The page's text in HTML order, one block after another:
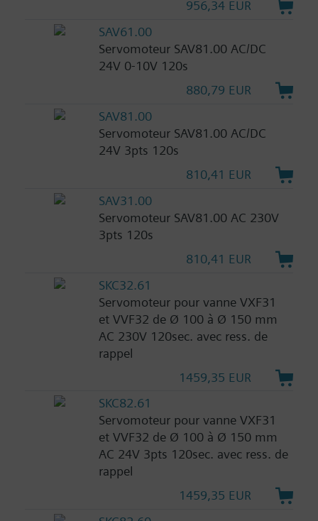
956,34 EUR
SAV61.00
Servomoteur SAV81.00 AC/DC
24V 0-10V 120s
880,79 EUR
SAV81.00
Servomoteur SAV81.00 AC/DC
24V 3pts 120s
810,41 EUR
SAV31.00
Servomoteur SAV81.00 AC 230V
3pts 120s
810,41 EUR
SKC32.61
Servomoteur pour vanne VXF31
et VVF32 de Ø 100 à Ø 150 mm
AC 230V 120sec. avec ress. de
rappel
1459,35 EUR
SKC82.61
Servomoteur pour vanne VXF31
et VVF32 de Ø 100 à Ø 150 mm
AC 24V 3pts 120sec. avec ress. de
rappel
1459,35 EUR